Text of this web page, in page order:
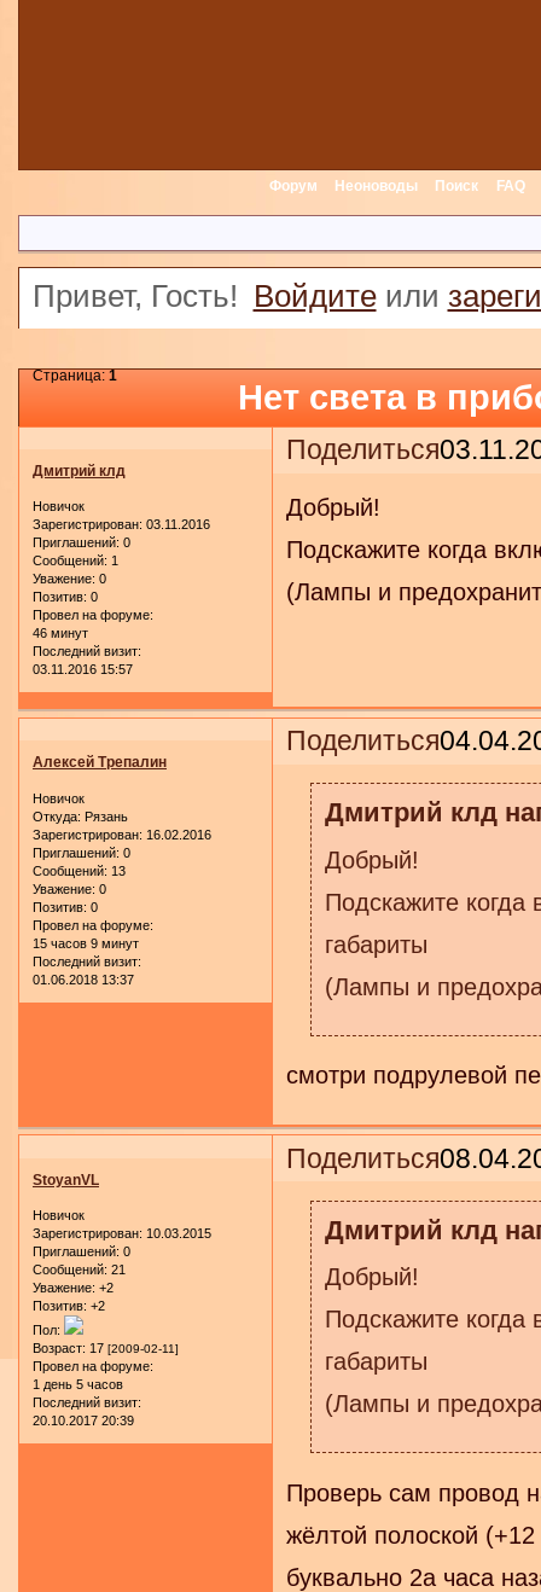
Форум Неоноводы Поиск FAQ
Привет, Гость! Войдитеили
Нет света в
Страница:1
Поделиться
Дмитрий клд
Новичок
Зарегистрирован: 03.11.2016
Приглашений: 0
Сообщений: 1
Уважение: 0
Позитив: 0
Провел на форуме:
46 минут
Последний визит:
03.11.2016 15:57
Добрый!
Подскажите когда
(Лампы и
Поделиться
Алексей Трепалин
Новичок
Откуда: Рязань
Зарегистрирован: 16.02.2016
Приглашений: 0
Сообщений: 13
Уважение: 0
Позитив: 0
Провел на форуме:
15 часов 9 минут
Последний визит:
01.06.2018 13:37
Дмитрий клд
Добрый!
Подскажите когда
габариты
(Лампы и
смотри подрулевой
Поделиться
StoyanVL
Новичок
Зарегистрирован: 10.03.2015
Приглашений: 0
Сообщений: 21
Уважение: +2
Позитив: +2
Пол:
Возраст: 17 [2009-02-11]
Провел на форуме:
1 день 5 часов
Последний визит:
20.10.2017 20:39
Дмитрий клд
Добрый!
Подскажите когда
габариты
(Лампы и
Проверь сам провод
жёлтой полоской (+12
буквально 2а часа